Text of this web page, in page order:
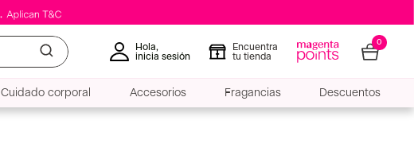
Hola,
inicia sesión
Encuentra
tu tienda
0
Cuidado corporal Accesorios Fragancias Descuentos